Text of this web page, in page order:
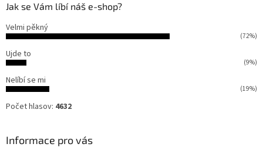
Jak se Vám líbí náš e-shop?
Velmi pěkný
(72%)
Ujde to
(9%)
Nelíbí se mi
(19%)
Počet hlasov: 4632
Informace pro vás